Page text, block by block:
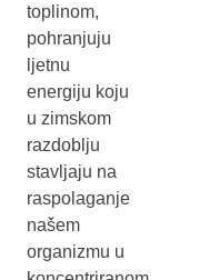
toplinom,
pohranjuju
ljetnu
energiju koju
u zimskom
razdoblju
stavljaju na
raspolaganje
našem
organizmu u